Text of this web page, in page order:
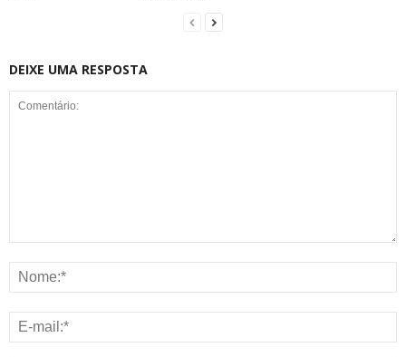
DEIXE UMA RESPOSTA